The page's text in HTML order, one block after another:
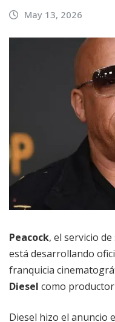
May 13, 2026
Peacock, el servicio
está desarrollando
franquicia
Diesel como
Diesel hizo el anuncio